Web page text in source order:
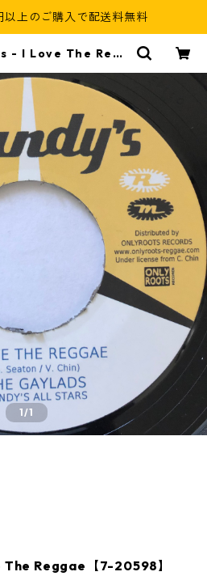
上のご購入で配送料無料
- I Love The Regg
l
1/1
Reggae【7-20598】